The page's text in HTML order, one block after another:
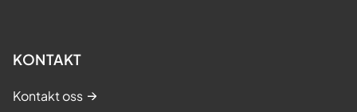
KONTAKT
Kontakt oss